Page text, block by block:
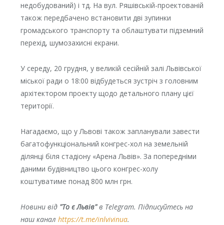
недобудований) і тд. На вул. Ряшівській-проектованій
також передбачено встановити дві зупинки
громадського транспорту та облаштувати підземний
перехід, шумозахисні екрани.
У середу, 20 грудня, у великій сесійній залі Львівської
міської ради о 18:00 відбудеться зустріч з головним
архітектором проекту щодо детального плану цієї
території.
Нагадаємо, що у Львові також запланували завести
багатофункціональний конгрес-хол на земельній
ділянці біля стадіону «Арена Львів». За попередніми
даними будівництво цього конгрес-холу
коштуватиме понад 800 млн грн.
Новини від "То є Львів"в Telegram. Підписуйтесь на
наш канал https://t.me/inlvivinua.